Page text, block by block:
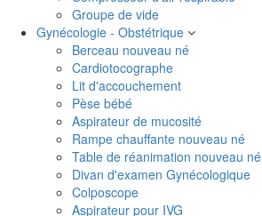
Groupe de vide
Gynécologie - Obstétrique
Berceau nouveau né
Cardiotocographe
Lit d'accouchement
Pèse bébé
Aspirateur de mucosité
Rampe chauffante nouveau né
Table de réanimation nouveau né
Divan d'examen Gynécologique
Colposcope
Aspirateur pour IVG